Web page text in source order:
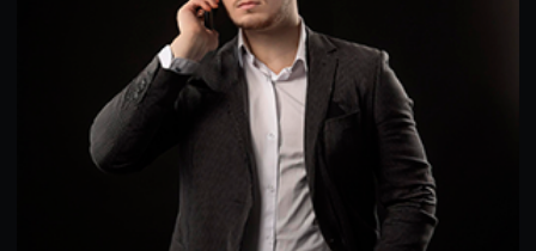
Заполните форму ниже
и получите бесплатную
консультацию